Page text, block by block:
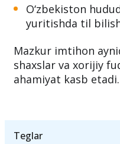
Ta’lim va ish
imkoniyatlar
O‘zbekiston
yuritishda til